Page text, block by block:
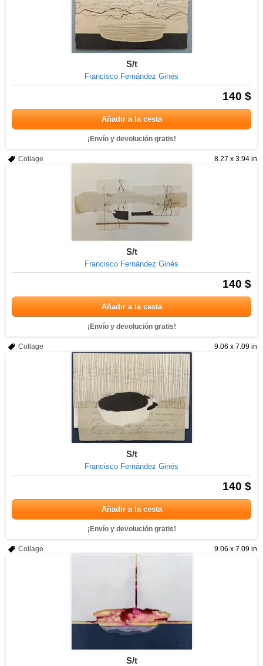
S/t
Francisco Fernández Ginés
140 $
Añadir a la cesta
¡Envío y devolución gratis!
8.27 x 3.94 in
Collage
S/t
Francisco Fernández Ginés
140 $
Añadir a la cesta
¡Envío y devolución gratis!
9.06 x 7.09 in
Collage
S/t
Francisco Fernández Ginés
140 $
Añadir a la cesta
¡Envío y devolución gratis!
9.06 x 7.09 in
Collage
S/t